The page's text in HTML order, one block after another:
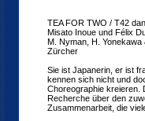
TEA FOR TWO / T42
Misato Inoue und Félix
M. Nyman, H. Yonekawa
Zürcher
Sie ist Japanerin, er ist
kennen sich nicht und
Choreographie kreieren.
Recherche über den
Zusammenarbeit, die